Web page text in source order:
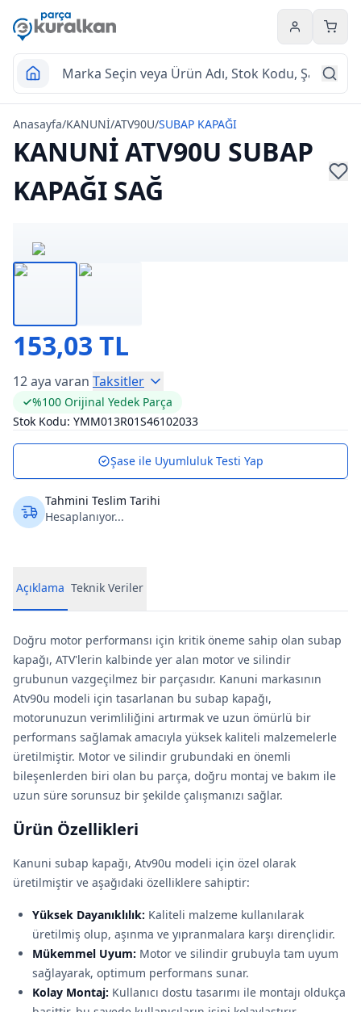
Hesabım
Anasayfa/KANUNİ/ATV90U/SUBAP KAPAĞI
KANUNİ ATV90U SUBAP
KAPAĞI SAĞ
153,03 TL
12 aya varan Taksitler
%100 Orijinal Yedek Parça
Stok Kodu: YMM013R01S46102033
Şase ile Uyumluluk Testi Yap
Tahmini Teslim Tarihi
Hesaplanıyor...
Açıklama Teknik Veriler
Doğru motor performansı için kritik öneme sahip olan subap
kapağı, ATV'lerin kalbinde yer alan motor ve silindir
grubunun vazgeçilmez bir parçasıdır. Kanuni markasının
Atv90u modeli için tasarlanan bu subap kapağı,
motorunuzun verimliliğini artırmak ve uzun ömürlü bir
performans sağlamak amacıyla yüksek kaliteli malzemelerle
üretilmiştir. Motor ve silindir grubundaki en önemli
bileşenlerden biri olan bu parça, doğru montaj ve bakım ile
uzun süre sorunsuz bir şekilde çalışmanızı sağlar.
Ürün Özellikleri
Kanuni subap kapağı, Atv90u modeli için özel olarak
üretilmiştir ve aşağıdaki özelliklere sahiptir:
Yüksek Dayanıklılık: Kaliteli malzeme kullanılarak
üretilmiş olup, aşınma ve yıpranmalara karşı dirençlidir.
Mükemmel Uyum: Motor ve silindir grubuyla tam uyum
sağlayarak, optimum performans sunar.
Kolay Montaj: Kullanıcı dostu tasarımı ile montajı oldukça